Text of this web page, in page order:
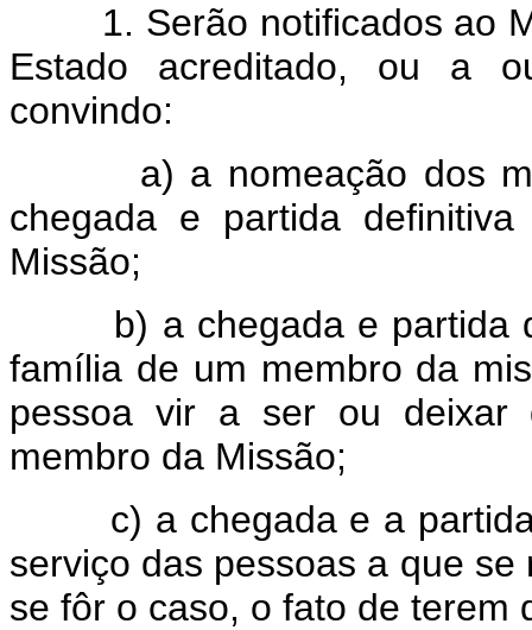
1. Serão notificados ao
Estado acreditado, ou a
convindo:
a) a nomeação dos
chegada e partida
Missão;
b) a chegada e partida
família de um membro da
pessoa vir a ser ou
membro da Missão;
c) a chegada e a partida
serviço das pessoas a que
se fôr o caso, o fato de terem